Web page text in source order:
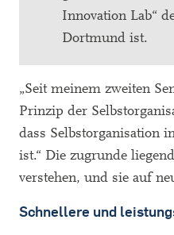
Innovation Lab“
Dortmund ist.
„Seit meinem zweiten
Prinzip der
dass Selbstorganisation
ist.“ Die zugrunde
verstehen, und sie auf
Schnellere und